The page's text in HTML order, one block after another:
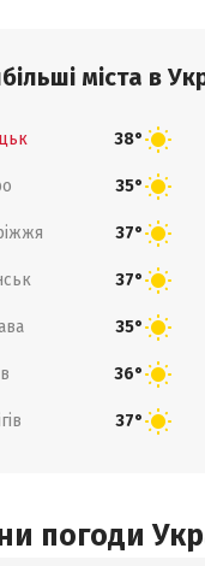
міста в
38°
35°
37°
37°
35°
36°
37°
погоди